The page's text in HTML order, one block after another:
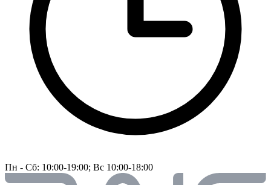
Пн - Сб: 10:00-19:00; Вс 10:00-18:00